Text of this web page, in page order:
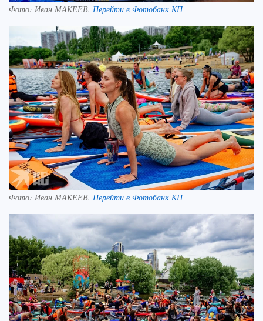
Фото: Иван МАКЕЕВ. Перейти в Фотобанк КП
Фото: Иван МАКЕЕВ. Перейти в Фотобанк КП